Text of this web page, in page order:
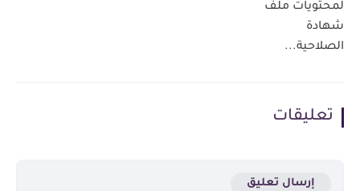
لمحتويات ملف
شهادة
الصلاحية...
تعليقات
إرسال تعليق